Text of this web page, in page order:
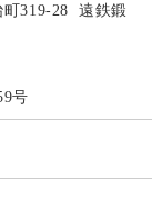
町319-28 遠鉄鍛
号